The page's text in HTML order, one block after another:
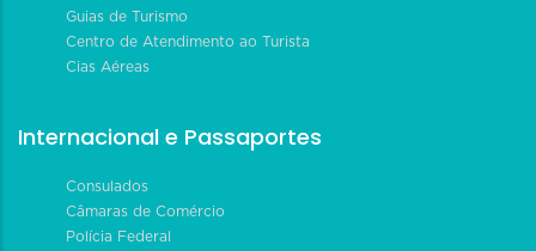
Guias de Turismo
Centro de Atendimento ao Turista
Cias Aéreas
Internacional e Passaportes
Consulados
Câmaras de Comércio
Polícia Federal